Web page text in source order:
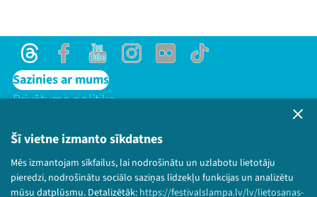
Šī vietne izmanto sīkdatnes
Mēs izmantojam sīkfailus, lai nodrošinātu un uzlabotu lietotāju
pieredzi, nodrošinātu sociālo saziņas līdzekļu funkcijas un analizētu
mūsu datplūsmu. Detalizētāk: https://festivalslampa.lv/lv/lietosanas-
ThreadsFacebookYoutubeInstagram
Flick TikTok
Sazinies ar mums
Privātuma politika
Bērnu aizsardzības politika
© 2026 Sarunu festivāls LAMPA Visas tiesības
paturētas.